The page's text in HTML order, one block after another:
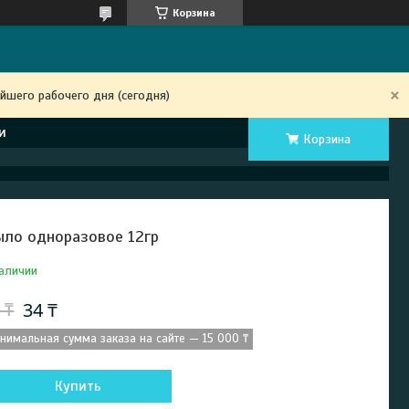
Корзина
рабочего дня (сегодня)
Корзина
одноразовое 12гр
₸ 34 ₸
сумма заказа на сайте — 15 000 ₸
Купить